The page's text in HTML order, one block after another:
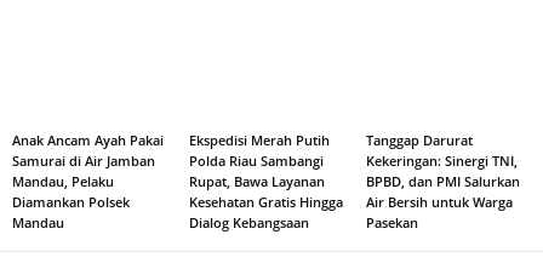
Anak Ancam Ayah Pakai
Samurai di Air Jamban
Mandau, Pelaku
Diamankan Polsek
Mandau
Ekspedisi Merah Putih
Polda Riau Sambangi
Rupat, Bawa Layanan
Kesehatan Gratis Hingga
Dialog Kebangsaan
Tanggap Darurat
Kekeringan: Sinergi TNI,
BPBD, dan PMI Salurkan
Air Bersih untuk Warga
Pasekan